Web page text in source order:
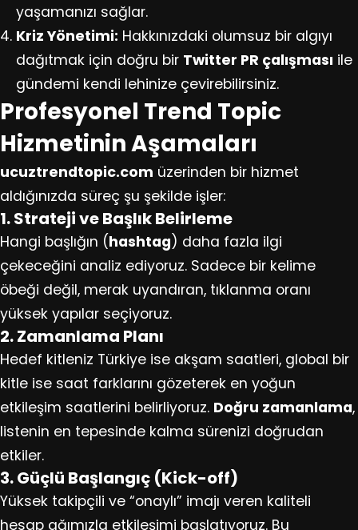
yaşamanızı sağlar.
Kriz Yönetimi: Hakkınızdaki olumsuz bir algıyı
dağıtmak için doğru bir Twitter PR çalışması ile
gündemi kendi lehinize çevirebilirsiniz.
Profesyonel Trend Topic
Hizmetinin Aşamaları
ucuztrendtopic.com üzerinden bir hizmet
aldığınızda süreç şu şekilde işler:
1. Strateji ve Başlık Belirleme
Hangi başlığın (hashtag) daha fazla ilgi
çekeceğini analiz ediyoruz. Sadece bir kelime
öbeği değil, merak uyandıran, tıklanma oranı
yüksek yapılar seçiyoruz.
2. Zamanlama Planı
Hedef kitleniz Türkiye ise akşam saatleri, global bir
kitle ise saat farklarını gözeterek en yoğun
etkileşim saatlerini belirliyoruz. Doğru zamanlama,
listenin en tepesinde kalma sürenizi doğrudan
etkiler.
3. Güçlü Başlangıç (Kick-off)
Yüksek takipçili ve “onaylı” imajı veren kaliteli
hesap ağımızla etkileşimi başlatıyoruz. Bu